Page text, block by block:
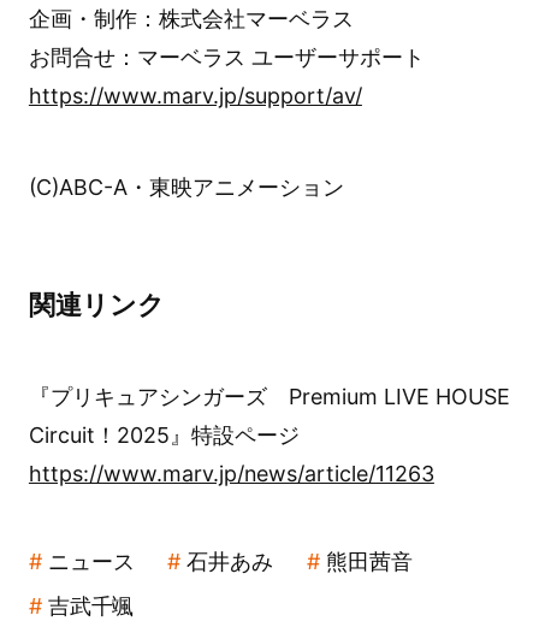
企画・制作：株式会社マーベラス
お問合せ：マーベラス ユーザーサポート
https://www.marv.jp/support/av/
(C)ABC-A・東映アニメーション
関連リンク
『プリキュアシンガーズ Premium LIVE HOUSE
Circuit！2025』特設ページ
https://www.marv.jp/news/article/11263
ニュース 石井あみ
熊田茜音
吉武千颯